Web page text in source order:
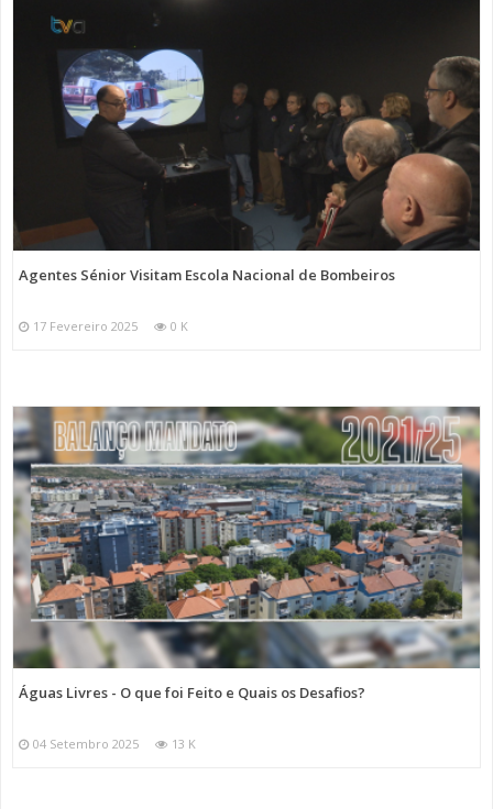
Agentes Sénior Visitam Escola Nacional de Bombeiros
17 Fevereiro 2025 0 K
Águas Livres - O que foi Feito e Quais os Desafios?
04 Setembro 2025 13 K